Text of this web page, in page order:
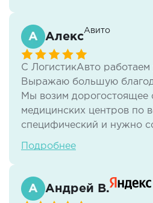
Алекс
Авито
С ЛогистикАвто
Выражаю большую
Мы возим дорогостоящее
медицинских центров по
специфический и нужно
множество нюансов.
сотрудничеством с
продолжать работать!
Подробнее
Андрей В.